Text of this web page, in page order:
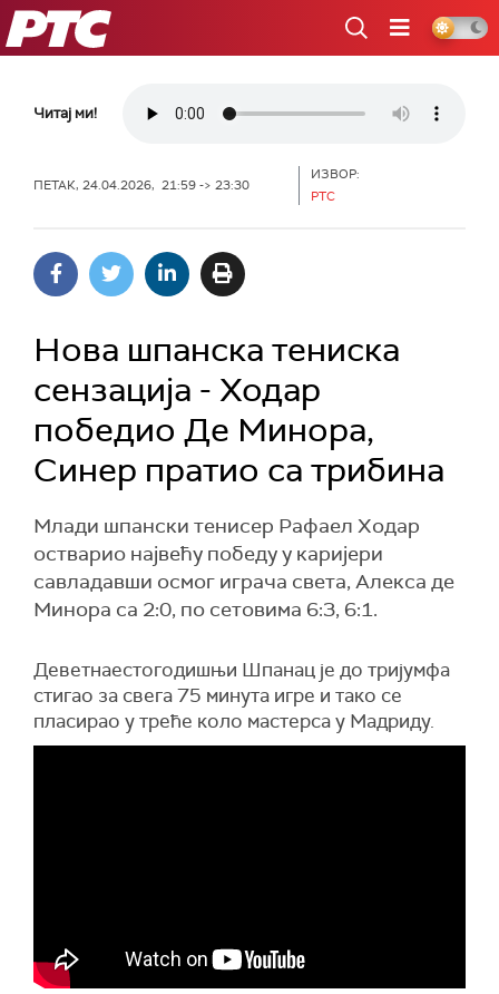
РТС
Читај ми!
ПЕТАК, 24.04.2026, 21:59 -> 23:30
ИЗВОР:
РТС
Нова шпанска тениска
сензација - Ходар
победио Де Минора,
Синер пратио са трибина
Млади шпански тенисер Рафаел Ходар
остварио највећу победу у каријери
савладавши осмог играча света, Алекса де
Минора са 2:0, по сетовима 6:3, 6:1.
Деветнаестогодишњи Шпанац је до тријумфа
стигао за свега 75 минута игре и тако се
пласирао у треће коло мастерса у Мадриду.